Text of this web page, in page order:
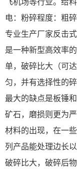
电：粉碎程度：粗
专业生产厂家反击
是一种新型高效率
单，破碎比大（可
匀，并有选择性的
最大的缺点是板锤
矿石，磨损则更为
材料的出现，在一
列产品能处理边长
破碎比大，破碎后